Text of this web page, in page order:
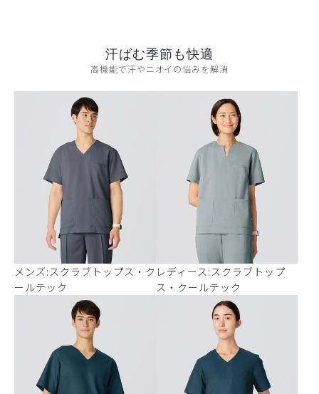
汗ばむ季節も快適
高機能で汗やニオイの悩みを解消
メンズ:スクラブトップス・ク
ールテック
レディース:スクラブトップ
ス・クールテック